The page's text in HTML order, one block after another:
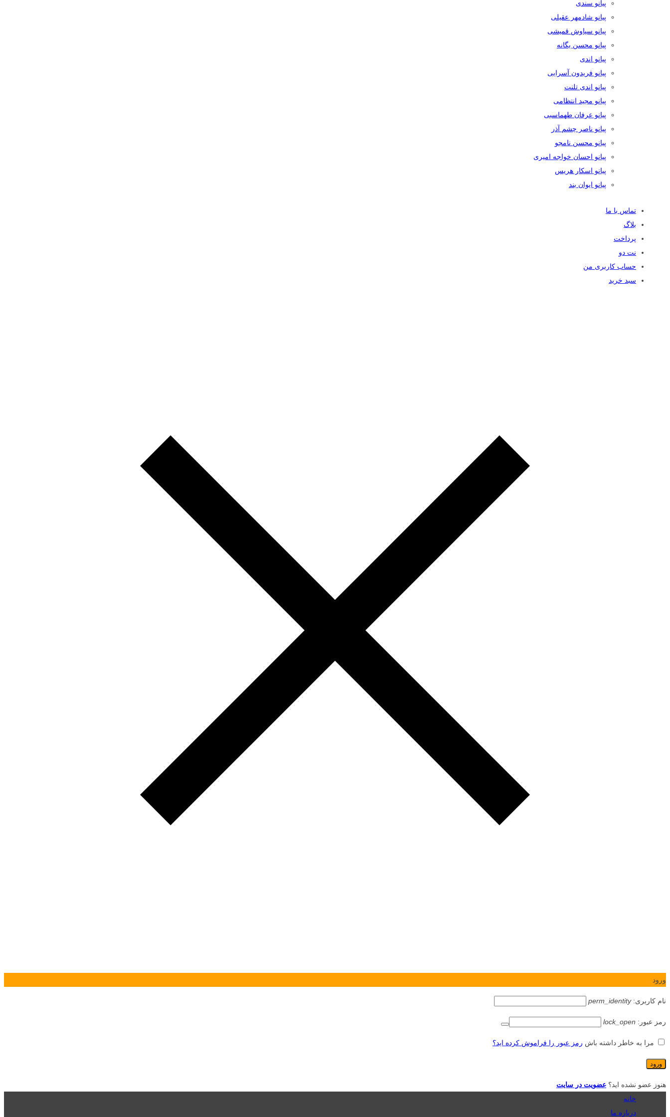
پیانو سندی
پیانو شادمهر عقیلی
پیانو سیاوش قمیشی
پیانو محسن یگانه
پیانو اندی
پیانو فریدون آسرایی
پیانو اندی تلنت
پیانو مجید انتظامی
پیانو عرفان طهماسبی
پیانو ناصر چشم آذر
پیانو محسن نامجو
پیانو احسان خواجه امیری
پیانو اسکار هریس
پیانو ایوان بند
تماس با ما
بلاگ
پرداخت
نت دو
حساب کاربری من
سبد خرید
ورود
نام کاربری:perm_identity
رمز عبور: lock_open
مرا به خاطر داشته باش رمز عبور را فراموش کرده اید؟
هنوز عضو نشده اید؟ عضویت در سایت
خانه
درباره ما